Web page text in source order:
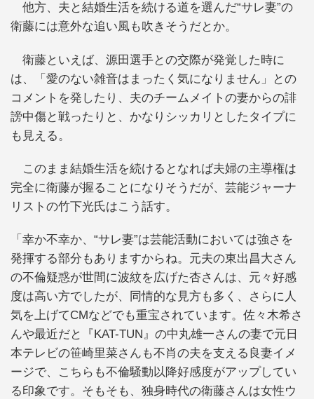
他方、夫と結婚生活を続ける道を選んだ“サレ妻”の
衛藤には意外な追い風も吹きそうだとか。
衛藤といえば、源田選手との交際が発覚した時に
は、「愛のない雑音はまったく気になりません」との
コメントを発したり、夫のチームメイトの妻からの誹
謗中傷と戦ったりと、かなりシッカリとしたタイプに
も見える。
このまま結婚生活を続けるとなれば夫婦の主導権は
完全に衛藤が握ることになりそうだが、芸能ジャーナ
リストの竹下光氏はこう話す。
「幸か不幸か、“サレ妻”は芸能活動においては強さを
発揮する部分もありますからね。元夫の東出昌大さん
の不倫疑惑が世間に波紋を広げた杏さんは、元々好感
度は高い方でしたが、同情的な見方も多く、さらに人
気を上げてCMなどでも重宝されています。佐々木希さ
んや最近だと『KAT-TUN』の中丸雄一さんの妻で元日
本テレビの笹崎里菜さんも不肖の夫を支える良妻イメ
ージで、こちらも不倫騒動以降好感度がアップしてい
る印象です。そもそも、独身時代の衛藤さんは女性ウ